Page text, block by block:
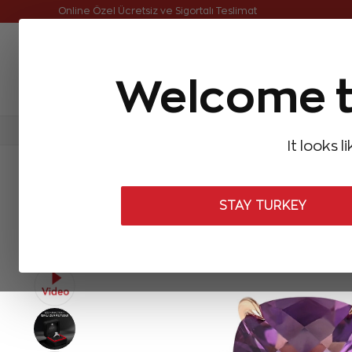
Welcome
It looks
STAY TURKEY
Online Özel Ücretsiz ve Sigortalı Teslimat
Aynı Gün Kargo Çok Satanlar